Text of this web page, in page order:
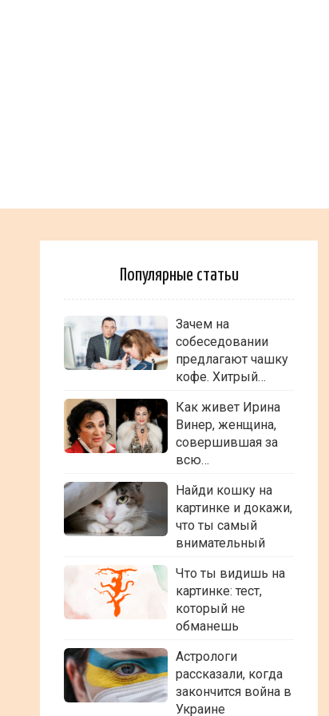
Популярные статьи
Зачем на
собеседовании
предлагают чашку
кофе. Хитрый…
Как живет Ирина
Винер, женщина,
совершившая за
всю…
Найди кошку на
картинке и докажи,
что ты самый
внимательный
Что ты видишь на
картинке: тест,
который не
обманешь
Астрологи
рассказали, когда
закончится война в
Украине